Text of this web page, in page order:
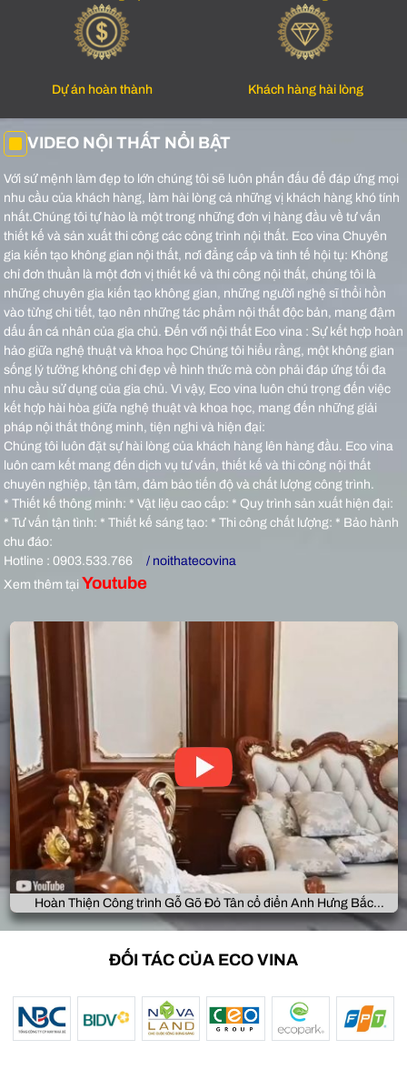
Dự án hoàn thành Khách hàng hài lòng
VIDEO NỘI THẤT NỔI BẬT
Với sứ mệnh làm đẹp to lớn chúng tôi sẽ luôn phấn đấu để đáp ứng mọi
nhu cầu của khách hàng, làm hài lòng cả những vị khách hàng khó tính
nhất.Chúng tôi tự hào là một trong những đơn vị hàng đầu về tư vấn
thiết kế và sản xuất thi công các công trình nội thất. Eco vina Chuyên
gia kiến tạo không gian nội thất, nơi đẳng cấp và tinh tế hội tụ: Không
chỉ đơn thuần là một đơn vị thiết kế và thi công nội thất, chúng tôi là
những chuyên gia kiến tạo không gian, những người nghệ sĩ thổi hồn
vào từng chi tiết, tạo nên những tác phẩm nội thất độc bản, mang đậm
dấu ấn cá nhân của gia chủ. Đến với nội thất Eco vina : Sự kết hợp hoàn
hảo giữa nghệ thuật và khoa học Chúng tôi hiểu rằng, một không gian
sống lý tưởng không chỉ đẹp về hình thức mà còn phải đáp ứng tối đa
nhu cầu sử dụng của gia chủ. Vì vậy, Eco vina luôn chú trọng đến việc
kết hợp hài hòa giữa nghệ thuật và khoa học, mang đến những giải
pháp nội thất thông minh, tiện nghi và hiện đại:
Chúng tôi luôn đặt sự hài lòng của khách hàng lên hàng đầu. Eco vina
luôn cam kết mang đến dịch vụ tư vấn, thiết kế và thi công nội thất
chuyên nghiệp, tận tâm, đảm bảo tiến độ và chất lượng công trình.
* Thiết kế thông minh: * Vật liệu cao cấp: * Quy trình sản xuất hiện đại:
* Tư vấn tận tình: * Thiết kế sáng tạo: * Thi công chất lượng: * Bảo hành
chu đáo:
Hotline : 0903.533.766
/ noithatecovina
Xem thêm tại Youtube
Hoàn Thiện Công trình Gỗ Gõ Đỏ Tân cổ điển Anh Hưng Bắc
Giang
ĐỐI TÁC CỦA ECO VINA